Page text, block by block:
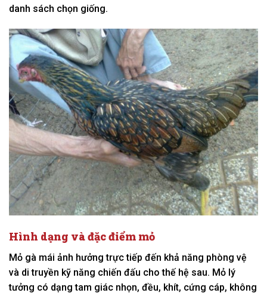
danh sách chọn giống.
Hình dạng và đặc điểm mỏ
Mỏ gà mái ảnh hưởng trực tiếp đến khả năng phòng vệ
và di truyền kỹ năng chiến đấu cho thế hệ sau. Mỏ lý
tưởng có dạng tam giác nhọn, đều, khít, cứng cáp, không